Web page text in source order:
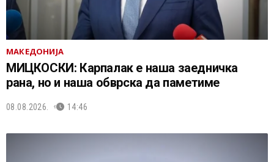
МАКЕДОНИЈА
МИЦКОСКИ: Карпалак е наша заедничка
рана, но и наша обврска да паметиме
08.08.2026. 14:46